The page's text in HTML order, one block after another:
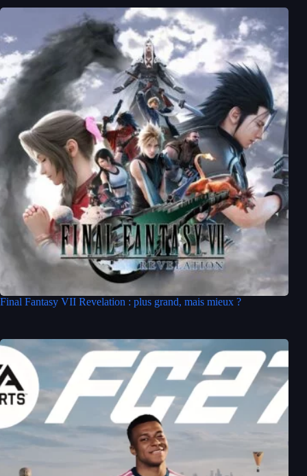
Final Fantasy VII Revelation : plus grand, mais mieux ?